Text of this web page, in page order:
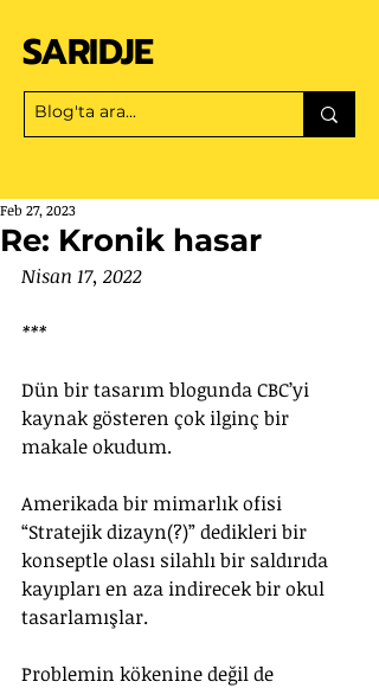
SARIDJE
Re: Kronik hasar
Feb 27, 2023
Nisan 17, 2022
***
Dün bir tasarım blogunda CBC’yi
kaynak gösteren çok ilginç bir
makale okudum.
Amerikada bir mimarlık ofisi
“Stratejik dizayn(?)” dedikleri bir
konseptle olası silahlı bir saldırıda
kayıpları en aza indirecek bir okul
tasarlamışlar.
Problemin kökenine değil de